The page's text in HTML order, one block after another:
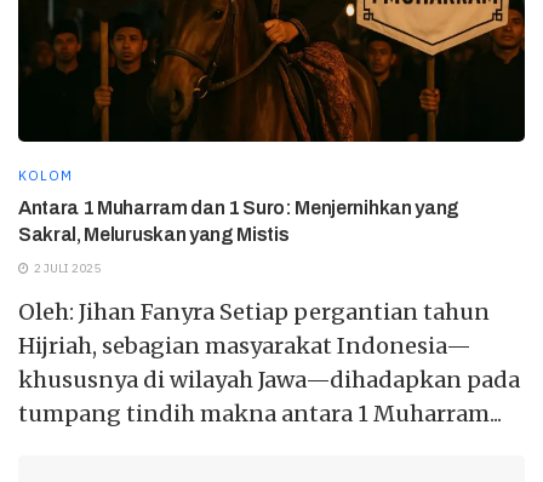
KOLOM
Antara 1 Muharram dan 1 Suro: Menjernihkan yang
Sakral, Meluruskan yang Mistis
2 JULI 2025
Oleh: Jihan Fanyra Setiap pergantian tahun
Hijriah, sebagian masyarakat Indonesia—
khususnya di wilayah Jawa—dihadapkan pada
tumpang tindih makna antara 1 Muharram...